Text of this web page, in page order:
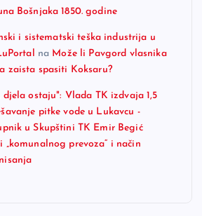
Bošnjaka 1850. godine
i sistematski teška industrija u
na Može li Pavgord vlasnika
zaista spasiti Koksaru?
ostaju": Vlada TK izdvaja 1,5
pitke vode u Lukavcu -
u Skupštini TK Emir Begić
„komunalnog prevoza“ i način